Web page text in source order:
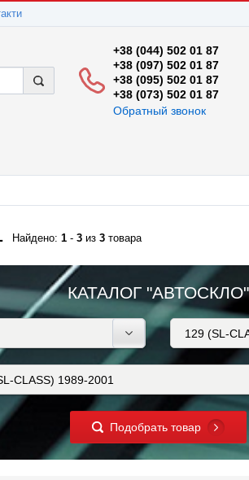
+38 (044) 502 01 87
+38 (097) 502 01 87
+38 (095) 502 01 87
+38 (073) 502 01 87
Обратный звонок
Найдено: 1 - 3 из 3 товара
КАТАЛОГ "АВТОСКЛО"
Подобрать товар